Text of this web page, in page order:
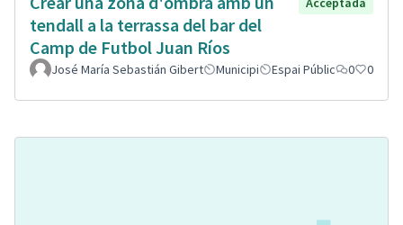
tendall a la terrassa del bar del
Camp de Futbol Juan Ríos
José María Sebastián Gibert Municipi Espai Públic 0 0